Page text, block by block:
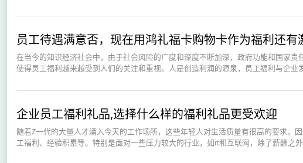
员工待遇满意否，现在用鸿礼福卡购物卡作为福利还有
在当今的知识经济社会中，由于社会风险的广度和深度不断加深，政府功能和国家责
使得员工福利越来越受到人们的关注和重视。人是创造利润的源泉，员工福利与企
企业员工福利礼品,选择什么样的福利礼品更受欢迎
随着Z一代的大量人才涌入今天的工作场所，这些年轻人对生活质量有很高的要求，
工福利、经验积累等。特别是面对一些压力较大的行业，如it和互联网，除了薪酬之